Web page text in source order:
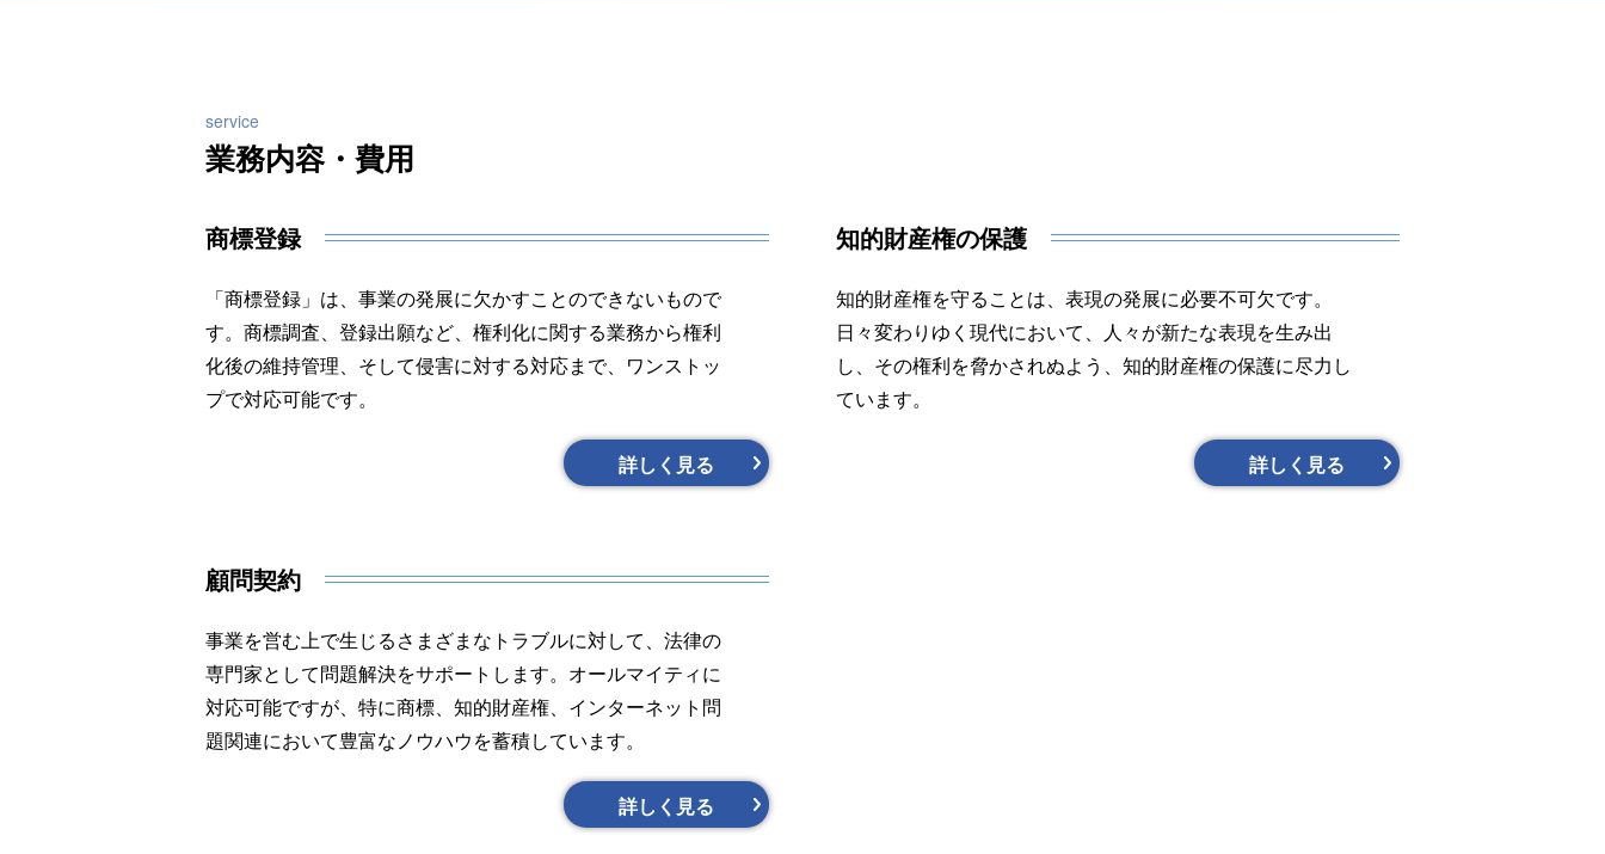
service
業務内容・費用
商標登録
「商標登録」は、事業の発展に欠かすことのできないもので
す。商標調査、登録出願など、権利化に関する業務から権利
化後の維持管理、そして侵害に対する対応まで、ワンストッ
プで対応可能です。
詳しく見る
知的財産権の保護
知的財産権を守ることは、表現の発展に必要不可欠です。
日々変わりゆく現代において、人々が新たな表現を生み出
し、その権利を脅かされぬよう、知的財産権の保護に尽力し
ています。
詳しく見る
顧問契約
事業を営む上で生じるさまざまなトラブルに対して、法律の
専門家として問題解決をサポートします。オールマイティに
対応可能ですが、特に商標、知的財産権、インターネット問
題関連において豊富なノウハウを蓄積しています。
詳しく見る